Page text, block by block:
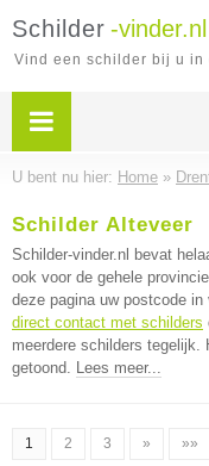
Schilder -vinder.nl
Vind een schilder bij u in
U bent nu hier: Home »
Schilder Alteveer
Schilder-vinder.nl bevat
ook voor de gehele
deze pagina uw postcode
direct contact met schilders
meerdere schilders tegelijk.
getoond. Lees meer...
1 2 3 » »»